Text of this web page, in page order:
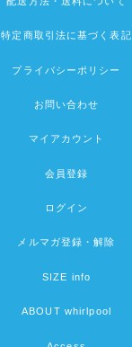
特定商取引法に基づく表記
プライバシーポリシー
お問い合わせ
マイアカウント
会員登録
ログイン
メルマガ登録・解除
SIZE info
ABOUT whirlpool